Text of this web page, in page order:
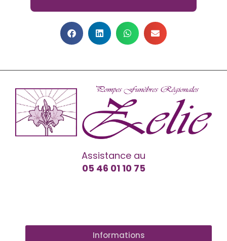
Assistance au
05 46 01 10 75
Informations